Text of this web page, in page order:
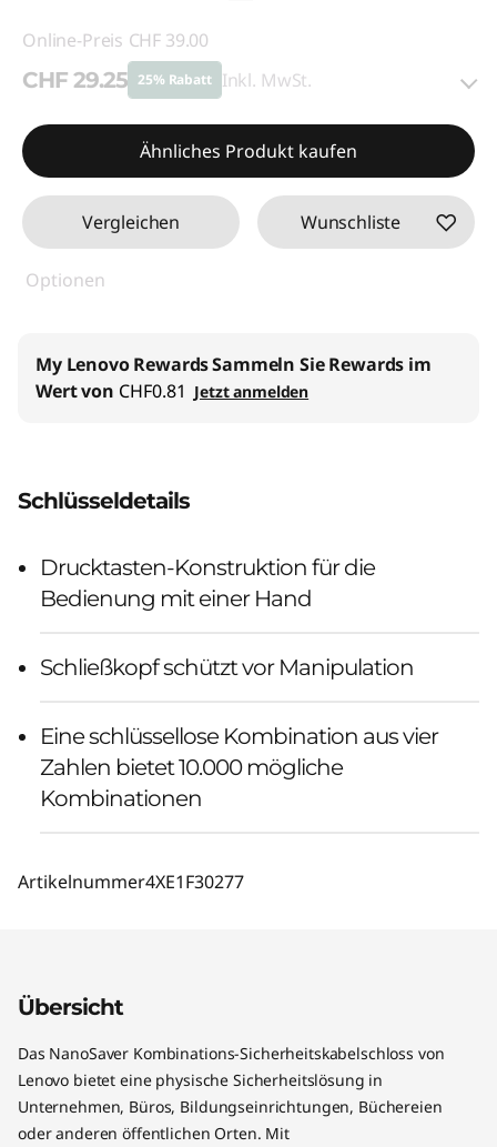
Online-Preis CHF 39.00
CHF 29.25 25% Rabatt Inkl. MwSt.
eCoupon-Rabatt :-CHF 9.75
Ähnliches Produkt kaufen
Vergleichen Wunschliste
Optionen
My Lenovo RewardsSammeln Sie Rewards im
Wert von CHF0.81 Jetzt anmelden
Schlüsseldetails
Drucktasten-Konstruktion für die
Bedienung mit einer Hand
Schließkopf schützt vor Manipulation
Eine schlüssellose Kombination aus vier
Zahlen bietet 10.000 mögliche
Kombinationen
Artikelnummer4XE1F30277
Übersicht
Das NanoSaver Kombinations-Sicherheitskabelschloss von
Lenovo bietet eine physische Sicherheitslösung in
Unternehmen, Büros, Bildungseinrichtungen, Büchereien
oder anderen öffentlichen Orten. Mit